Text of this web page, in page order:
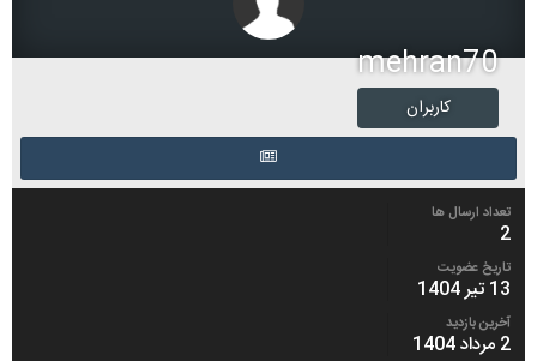
mehran70
کاربران
تعداد ارسال ها
2
تاریخ عضویت
13 تیر 1404
آخرین بازدید
2 مرداد 1404